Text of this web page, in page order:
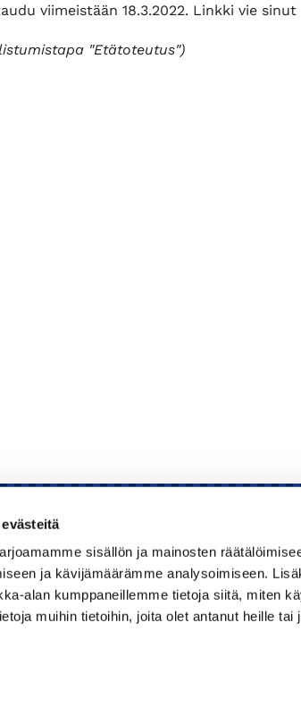
sisällön ja mainosten
ja kävijämäärämme analysoimiseen.
alan kumppaneillemme tietoja siitä, miten
muihin tietoihin, joita olet antanut heille
viimeistään 18.3.2022. Linkki vie sinut
"Etätoteutus")
Kauppakamari
Koulutukset ja tapahtumat